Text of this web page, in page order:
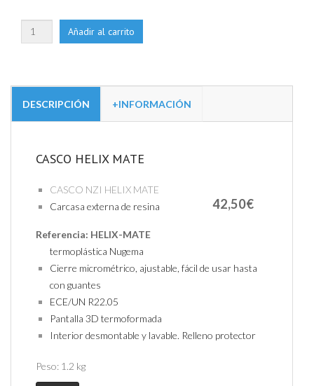
DESCRIPCIÓN +INFORMACIÓN
CASCO HELIX MATE
42,50€
Referencia: HELIX-MATE
CASCO NZI HELIX MATE
Carcasa externa de resina
termoplástica Nugema
Cierre micrométrico, ajustable, fácil de usar hasta
con guantes
ECE/UN R22.05
Pantalla 3D termoformada
Interior desmontable y lavable. Relleno protector
Peso: 1.2 kg